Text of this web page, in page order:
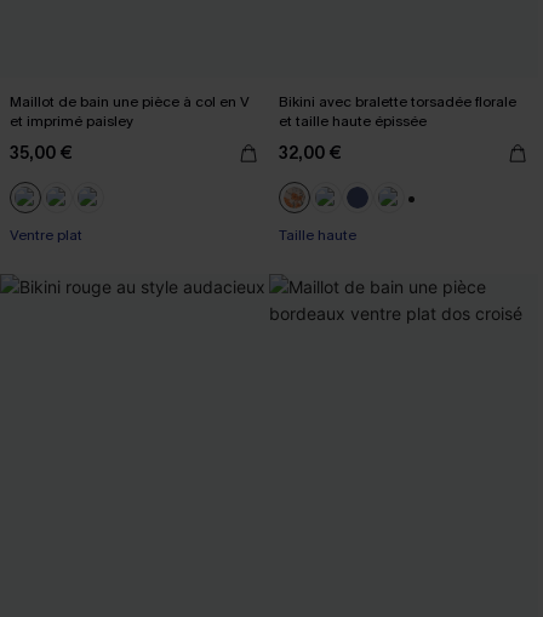
Maillot de bain une pièce à col en V
et imprimé paisley
35,00 €
Ventre plat
Bikini avec bralette torsadée florale
et taille haute épissée
32,00 €
Taille haute